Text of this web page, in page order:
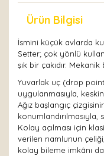
Ürün Bilgisi
İsmini küçük avlarda
Setter; çok yönlü
şık bir çakıdır.
Yuvarlak uç (drop
uygulanmasıyla,
Ağız başlangıç
Kolay açılması için
verilen namlunun çeliği,
kolay bileme imkânı